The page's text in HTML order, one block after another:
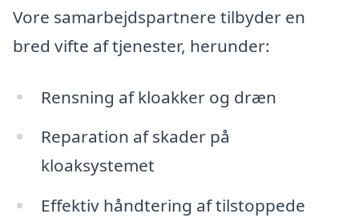
Vore samarbejdspartnere tilbyder en
bred vifte af tjenester, herunder:
Rensning af kloakker og dræn
Reparation af skader på
kloaksystemet
Effektiv håndtering af tilstoppede